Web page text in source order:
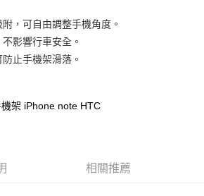
彰化商業銀行
台北富邦商業銀行
兆豐國際商業銀行
遠東國際商業銀行
，可自由調整手機角度。
影響行車安全。
止手機架滑落。
架 iPhone note HTC
相關推薦